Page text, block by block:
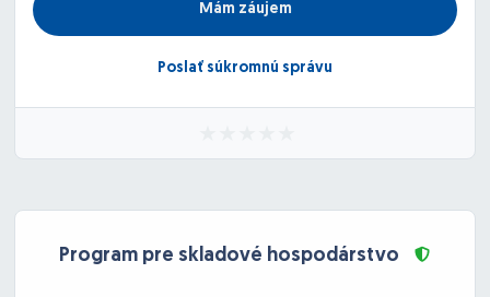
Mám záujem
Poslať súkromnú správu
Program pre skladové hospodárstvo